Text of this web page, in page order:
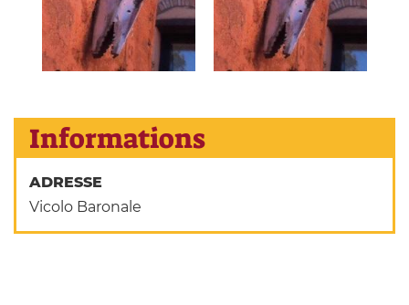
Informations
ADRESSE
Vicolo Baronale